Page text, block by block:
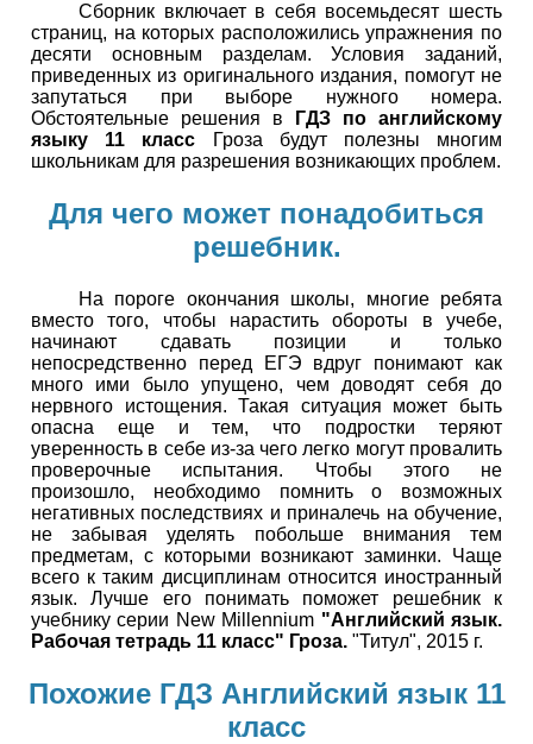
Сборник включает в себя восемьдесят шесть
страниц, на которых расположились упражнения по
десяти основным разделам. Условия заданий,
приведенных из оригинального издания, помогут не
запутаться при выборе нужного номера.
Обстоятельные решения в
ГДЗ по английскому
языку 11 класс Гроза будут полезны многим
школьникам для разрешения возникающих проблем.
Для чего может понадобиться
решебник.
На пороге окончания школы, многие ребята
вместо того, чтобы нарастить обороты в учебе,
начинают сдавать позиции и только
непосредственно перед ЕГЭ вдруг понимают как
много ими было упущено, чем доводят себя до
нервного истощения. Такая ситуация может быть
опасна еще и тем, что подростки теряют
уверенность в себе из-за чего легко могут провалить
проверочные испытания. Чтобы этого не
произошло, необходимо помнить о возможных
негативных последствиях и приналечь на обучение,
не забывая уделять побольше внимания тем
предметам, с которыми возникают заминки. Чаще
всего к таким дисциплинам относится иностранный
язык. Лучше его понимать поможет решебник к
учебнику серии New Millennium "Английский язык.
Рабочая тетрадь 11 класс" Гроза. "Титул", 2015 г.
Похожие ГДЗ Английский язык 11
класс